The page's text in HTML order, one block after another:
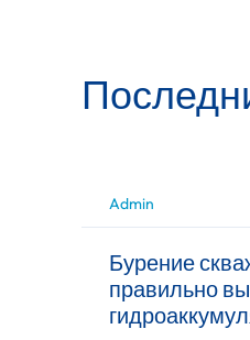
Admin
Бурение
правильно